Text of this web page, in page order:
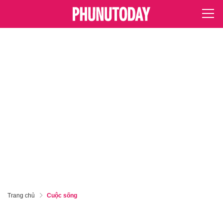
Trang chủ Cuộc sống